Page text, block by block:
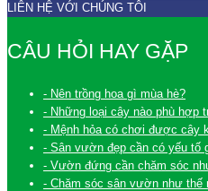
LIÊN HỆ VỚI CHÚNG TÔI
CÂU HỎI HAY GẶP
- Nên trồng hoa gì mùa hè?
- Những loại cây nào phù hợp
- Mệnh hỏa có chơi được cây
- Sân vườn đẹp cần có yếu tố
- Vườn đứng cần chăm sóc
- Chăm sóc sân vườn như thế